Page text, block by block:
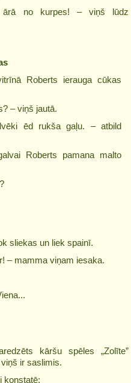
no kurpes! – viņš lūdz
Roberts ierauga cūkas
– viņš jautā.
ēd rukša gaļu. – atbild
Roberts pamana malto
sliekas un liek spainī.
– mamma viņam iesaka.
kāršu spēles „Zolīte”
ir saslimis.
konstatē: